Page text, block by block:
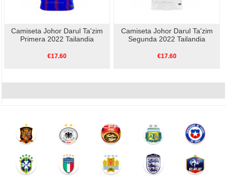
Camiseta Johor Darul Ta'zim
Primera 2022 Tailandia
€17.60
Camiseta Johor Darul Ta'zim
Segunda 2022 Tailandia
€17.60